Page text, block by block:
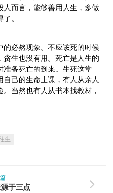
人而言，能够善用人生，多做
。
的必然现象。不应该死的时候
贪生也没有用。死亡是人生的
准备死亡的到来。生死这堂
己的生命上课，有人从亲人
当然也有人从书本找教材，
生
于三点